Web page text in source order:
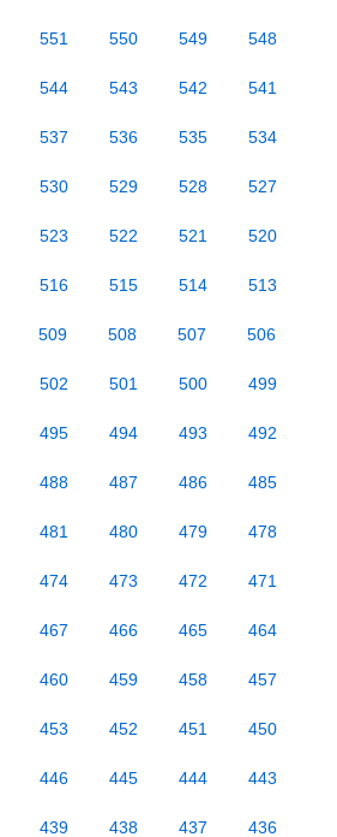
551 550 549 548
544 543 542 541
537 536 535 534
530 529 528 527
523 522 521 520
516 515 514 513
509 508 507 506
502 501 500 499
495 494 493 492
488 487 486 485
481 480 479 478
474 473 472 471
467 466 465 464
460 459 458 457
453 452 451 450
446 445 444 443
439 438 437 436